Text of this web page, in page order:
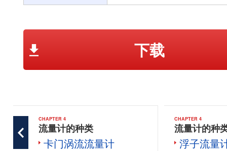
下载
CHAPTER 4
流量计的种类
卡门涡流流量计
CHAPTER 4
流量计的种
浮子流量